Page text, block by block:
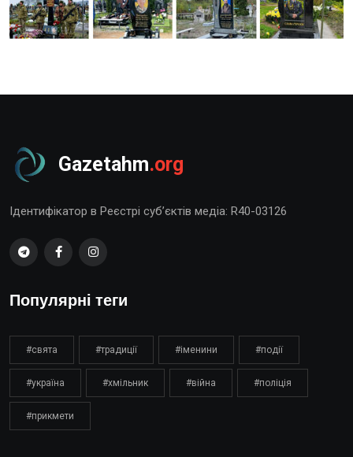
Gazetahm.org
Ідентифікатор в Реєстрі суб’єктів медіа: R40-03126
Популярні теги
#свята #традиції #іменини #події
#україна #хмільник #війна #поліція
#прикмети